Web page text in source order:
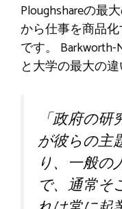
Ploughshareの最
から仕事を商品
です。
と大学の最大の
「政府の
が彼らの主
り、一般の
で、通常そ